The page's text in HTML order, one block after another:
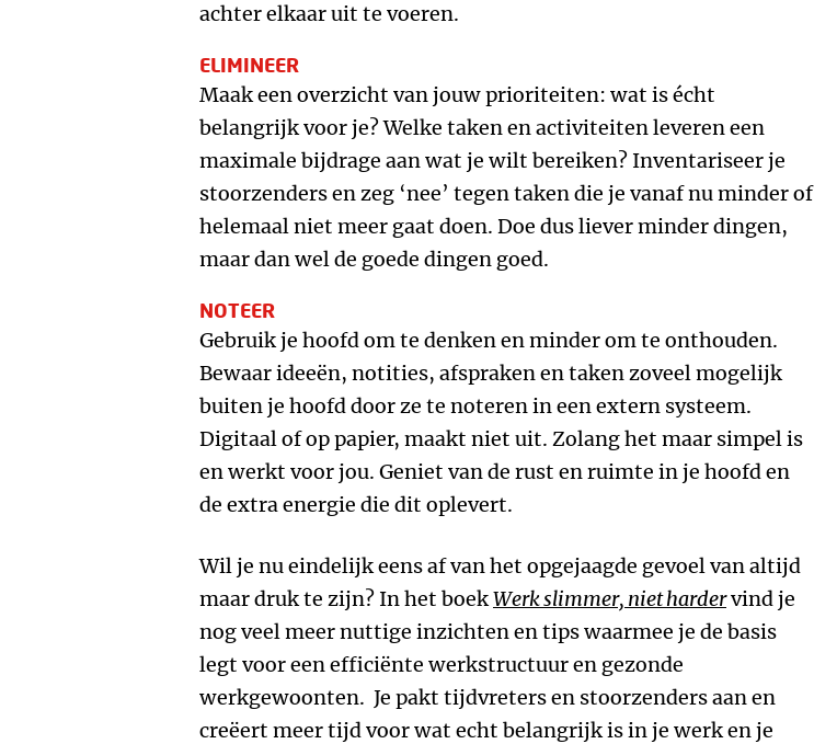
achter elkaar uit te voeren.
ELIMINEER
Maak een overzicht van jouw prioriteiten: wat is écht
belangrijk voor je? Welke taken en activiteiten leveren een
maximale bijdrage aan wat je wilt bereiken? Inventariseer je
stoorzenders en zeg ‘nee’ tegen taken die je vanaf nu minder of
helemaal niet meer gaat doen. Doe dus liever minder dingen,
maar dan wel de goede dingen goed.
NOTEER
Gebruik je hoofd om te denken en minder om te onthouden.
Bewaar ideeën, notities, afspraken en taken zoveel mogelijk
buiten je hoofd door ze te noteren in een extern systeem.
Digitaal of op papier, maakt niet uit. Zolang het maar simpel is
en werkt voor jou. Geniet van de rust en ruimte in je hoofd en
de extra energie die dit oplevert.
Wil je nu eindelijk eens af van het opgejaagde gevoel van altijd
maar druk te zijn? In het boekWerk slimmer, niet hardervind je
nog veel meer nuttige inzichten en tips waarmee je de basis
legt voor een efficiënte werkstructuur en gezonde
werkgewoonten. Je pakt tijdvreters en stoorzenders aan en
creëert meer tijd voor wat echt belangrijk is in je werk en je